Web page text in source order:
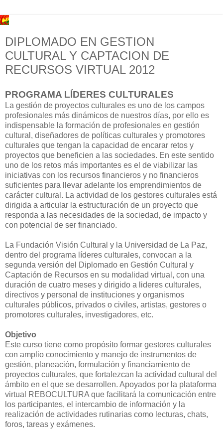
DIPLOMADO EN GESTION
CULTURAL Y CAPTACION DE
RECURSOS VIRTUAL 2012
PROGRAMA LÍDERES CULTURALES
La gestión de proyectos culturales es uno de los campos
profesionales más dinámicos de nuestros días, por ello es
indispensable la formación de profesionales en gestión
cultural, diseñadores de políticas culturales y promotores
culturales que tengan la capacidad de encarar retos y
proyectos que beneficien a las sociedades. En este sentido
uno de los retos más importantes es el de viabilizar las
iniciativas con los recursos financieros y no financieros
suficientes para llevar adelante los emprendimientos de
carácter cultural. La actividad de los gestores culturales está
dirigida a articular la estructuración de un proyecto que
responda a las necesidades de la sociedad, de impacto y
con potencial de ser financiado.
La Fundación Visión Cultural y la Universidad de La Paz,
dentro del programa líderes culturales, convocan a la
segunda versión del Diplomado en Gestión Cultural y
Captación de Recursos en su modalidad virtual, con una
duración de cuatro meses y dirigido a lideres culturales,
directivos y personal de instituciones y organismos
culturales públicos, privados o civiles, artistas, gestores o
promotores culturales, investigadores, etc.
Objetivo
Este curso tiene como propósito formar gestores culturales
con amplio conocimiento y manejo de instrumentos de
gestión, planeación, formulación y financiamiento de
proyectos culturales, que fortalezcan la actividad cultural del
ámbito en el que se desarrollen. Apoyados por la plataforma
virtual REBOCULTURA que facilitará la comunicación entre
los participantes, el intercambio de información y la
realización de actividades rutinarias como lecturas, chats,
foros, tareas y exámenes.